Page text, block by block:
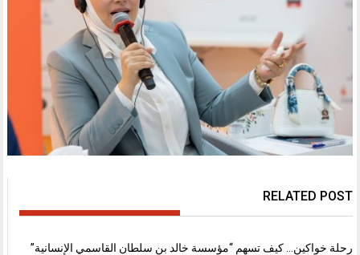
RELATED POST
رحلة خواكين… كيف تسهم “مؤسسة خالد بن سلطان القاسمي الإنسانية”